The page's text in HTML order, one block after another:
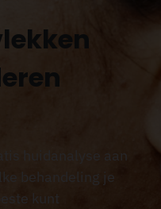
huidanalyse aan
behandeling je
kunt